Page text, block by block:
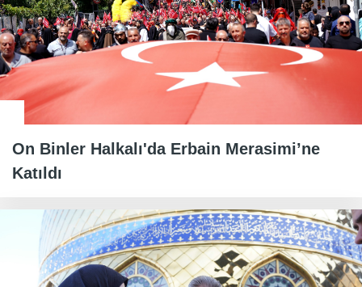
On Binler Halkalı'da Erbain Merasimi’ne
Katıldı